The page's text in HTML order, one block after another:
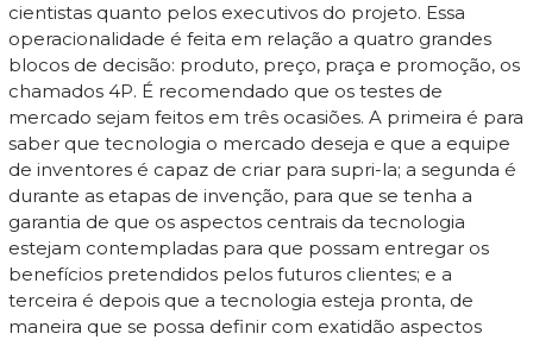
cientistas quanto pelos executivos do projeto. Essa
operacionalidade é feita em relação a quatro grandes
blocos de decisão: produto, preço, praça e promoção, os
chamados 4P. É recomendado que os testes de
mercado sejam feitos em três ocasiões. A primeira é para
saber que tecnologia o mercado deseja e que a equipe
de inventores é capaz de criar para supri-la; a segunda é
durante as etapas de invenção, para que se tenha a
garantia de que os aspectos centrais da tecnologia
estejam contempladas para que possam entregar os
benefícios pretendidos pelos futuros clientes; e a
terceira é depois que a tecnologia esteja pronta, de
maneira que se possa definir com exatidão aspectos